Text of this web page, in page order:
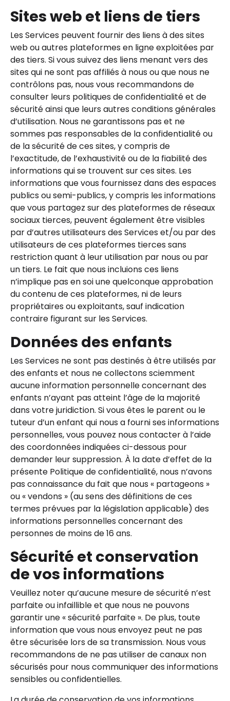
Sites web et liens de tiers
Les Services peuvent fournir des liens à des sites
web ou autres plateformes en ligne exploitées par
des tiers. Si vous suivez des liens menant vers des
sites qui ne sont pas affiliés à nous ou que nous ne
contrôlons pas, nous vous recommandons de
consulter leurs politiques de confidentialité et de
sécurité ainsi que leurs autres conditions générales
d’utilisation. Nous ne garantissons pas et ne
sommes pas responsables de la confidentialité ou
de la sécurité de ces sites, y compris de
l’exactitude, de l’exhaustivité ou de la fiabilité des
informations qui se trouvent sur ces sites. Les
informations que vous fournissez dans des espaces
publics ou semi-publics, y compris les informations
que vous partagez sur des plateformes de réseaux
sociaux tierces, peuvent également être visibles
par d’autres utilisateurs des Services et/ou par des
utilisateurs de ces plateformes tierces sans
restriction quant à leur utilisation par nous ou par
un tiers. Le fait que nous incluions ces liens
n’implique pas en soi une quelconque approbation
du contenu de ces plateformes, ni de leurs
propriétaires ou exploitants, sauf indication
contraire figurant sur les Services.
Données des enfants
Les Services ne sont pas destinés à être utilisés par
des enfants et nous ne collectons sciemment
aucune information personnelle concernant des
enfants n’ayant pas atteint l’âge de la majorité
dans votre juridiction. Si vous êtes le parent ou le
tuteur d’un enfant qui nous a fourni ses informations
personnelles, vous pouvez nous contacter à l’aide
des coordonnées indiquées ci-dessous pour
demander leur suppression. À la date d’effet de la
présente Politique de confidentialité, nous n’avons
pas connaissance du fait que nous « partageons »
ou « vendons » (au sens des définitions de ces
termes prévues par la législation applicable) des
informations personnelles concernant des
personnes de moins de 16 ans.
Sécurité et conservation
de vos informations
Veuillez noter qu’aucune mesure de sécurité n’est
parfaite ou infaillible et que nous ne pouvons
garantir une « sécurité parfaite ». De plus, toute
information que vous nous envoyez peut ne pas
être sécurisée lors de sa transmission. Nous vous
recommandons de ne pas utiliser de canaux non
sécurisés pour nous communiquer des informations
sensibles ou confidentielles.